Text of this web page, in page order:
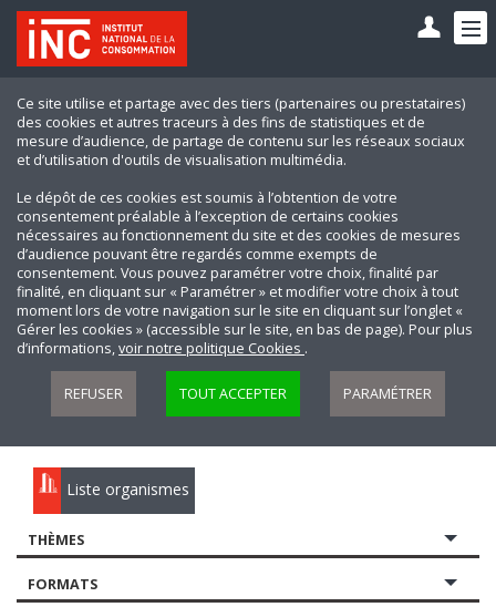
Ce site utilise et partage avec des tiers (partenaires ou prestataires)
des cookies et autres traceurs à des fins de statistiques et de
mesure d’audience, de partage de contenu sur les réseaux sociaux
et d’utilisation d'outils de visualisation multimédia.
Le dépôt de ces cookies est soumis à l’obtention de votre
consentement préalable à l’exception de certains cookies
nécessaires au fonctionnement du site et des cookies de mesures
d’audience pouvant être regardés comme exempts de
consentement. Vous pouvez paramétrer votre choix, finalité par
finalité, en cliquant sur « Paramétrer » et modifier votre choix à tout
moment lors de votre navigation sur le site en cliquant sur l’onglet «
Gérer les cookies » (accessible sur le site, en bas de page). Pour plus
d’informations,voir notre politique Cookies .
REFUSER TOUT ACCEPTER PARAMÉTRER
Liste organismes
THÈMES
FORMATS